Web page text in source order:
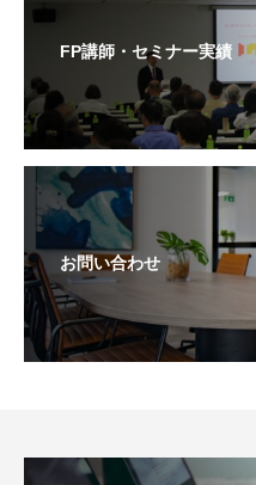
FP講師・セミナー実績
お問い合わせ